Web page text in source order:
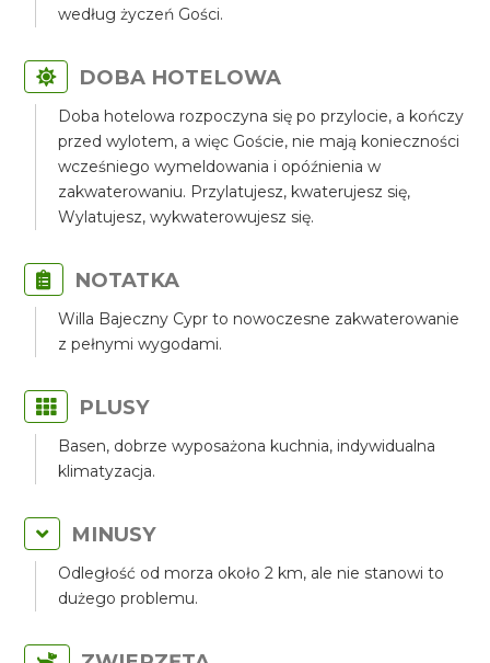
według życzeń Gości.
DOBA HOTELOWA
Doba hotelowa rozpoczyna się po przylocie, a kończy
przed wylotem, a więc Goście, nie mają konieczności
wcześniego wymeldowania i opóźnienia w
zakwaterowaniu. Przylatujesz, kwaterujesz się,
Wylatujesz, wykwaterowujesz się.
NOTATKA
Willa Bajeczny Cypr to nowoczesne zakwaterowanie
z pełnymi wygodami.
PLUSY
Basen, dobrze wyposażona kuchnia, indywidualna
klimatyzacja.
MINUSY
Odległość od morza około 2 km, ale nie stanowi to
dużego problemu.